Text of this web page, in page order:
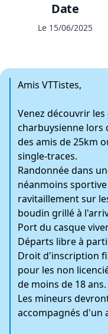
Date
Le 15/06/2025
Amis VTTistes,
Venez découvrir
charbuysienne lors
des amis de 25km
single-traces.
Randonnée dans
néanmoins
ravitaillement sur
boudin grillé à
Port du casque
Départs libre à
Droit d'inscription
pour les non
de moins de 18 ans.
Les mineurs
accompagnés d'un